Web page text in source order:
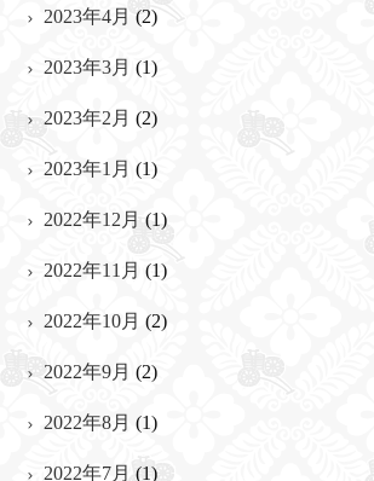
2023年4月 (2)
2023年3月 (1)
2023年2月 (2)
2023年1月 (1)
2022年12月 (1)
2022年11月 (1)
2022年10月 (2)
2022年9月 (2)
2022年8月 (1)
2022年7月 (1)